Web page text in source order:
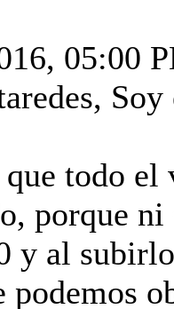
05:00
todo el
porque ni
y al
podemos